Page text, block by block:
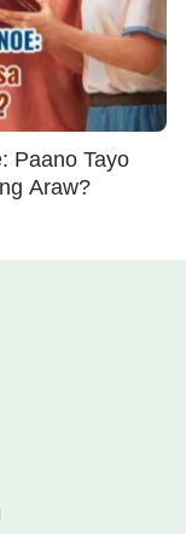
Paano Tayo
Araw?